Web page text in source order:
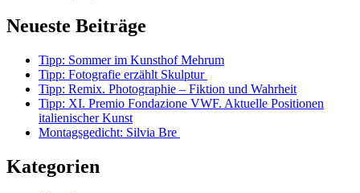
Neueste Beiträge
Tipp: Sommer im Kunsthof Mehrum
Tipp: Fotografie erzählt Skulptur
Tipp: Remix. Photographie – Fiktion und Wahrheit
Tipp: XI. Premio Fondazione VWF. Aktuelle Positionen
italienischer Kunst
Montagsgedicht: Silvia Bre
Kategorien